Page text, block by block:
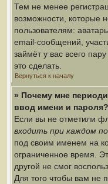
Тем не менее
возможности, которые
пользователям:
email-сообщений,
займёт у вас всего
это сделать.
Вернуться к началу
» Почему мне
ввод имени и пароля?
Если вы не отметили
входить при каждом
под своим именем на
ограниченное время.
другой не смог
Для того чтобы вам не